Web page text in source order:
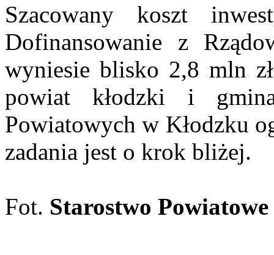
Szacowany koszt
Dofinansowanie z
wyniesie blisko 2,8 mln
powiat kłodzki i
Powiatowych w Kłodzku
zadania jest o krok bliżej.
Fot. Starostwo